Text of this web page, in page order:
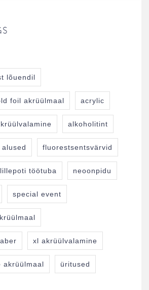
lõuendil
foil akrüülmaal acrylic
alkoholitint
fluorestsentsvärvid
töötuba neoonpidu
special event
xl akrüülvalamine
akrüülmaal üritused